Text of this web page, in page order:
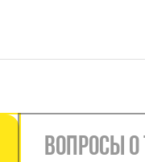
Вопросы о